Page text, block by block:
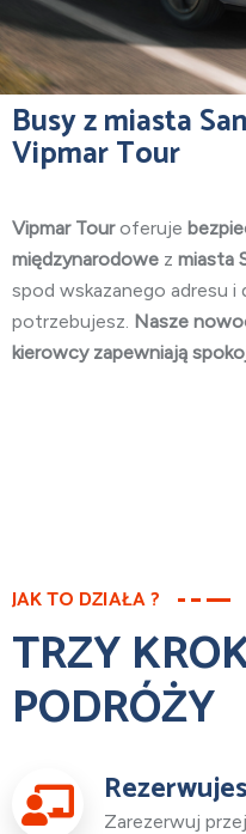
Busy z miasta
Vipmar Tour
Vipmar Touroferuje
międzynarodowe z miasta
spod wskazanego adresu i
potrzebujesz. Nasze
kierowcy zapewniają
JAK TO DZIAŁA ?
TRZY
PODRÓŻY
Zarezerwuj